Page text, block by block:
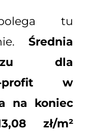
polega tu
Średnia
dla
profit w
na koniec
zł/m²